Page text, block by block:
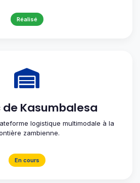
Réalisé
de Kasumbalesa
logistique multimodale à la
zambienne.
En cours